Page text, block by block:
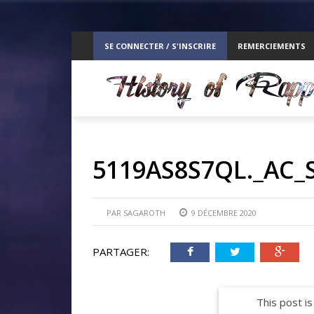
SE CONNECTER / S'INSCRIRE REMERCIEMENTS
PAR SAGAROTH 9 DÉCEMBRE 2020
PARTAGER:
This post